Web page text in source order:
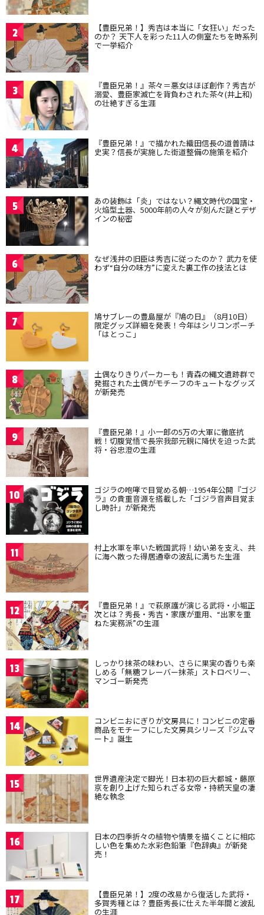
2 【豊臣兄弟！】秀吉は本当に「女狂い」だった
のか？ 天下人を彩った11人の側室たちを時系列
で一挙紹介
3 『豊臣兄弟！』茶々＝悪女はほぼ創作？秀吉が
溺愛、豊臣家滅亡を背負わされた茶々(井上和)
の壮絶すぎる生涯
4 『豊臣兄弟！』で描かれた織田信長の道普請は
史実？信長が実施した街道整備の施策を紹介
5 あの装飾は「炎」ではない？縄文時代の国宝・
火焔型土器、5000年前の人々が刻んだ謎とデザ
インの秘密
6 なぜ浅井の旧臣は秀吉に従ったのか？ 武力を使
わず“自分の味方”に変えた裏工作の技法とは
7 鳩サブレーの豊島屋が『鳩の日』（8月10日）
限定グッズ詳細を発表！今年はシリコンポーチ
「はとっこ」
8 土偶なりきりパーカーも！青森の縄文遺跡群で
発掘された土偶がモチーフのキュートなグッズ
が新発売
9 『豊臣兄弟！』小一郎の5万の大軍に徹底抗
戦！切腹覚悟で長宗我部元親に降伏を迫った武
将・谷忠澄の生涯
10 ゴジラの咆哮で目覚める朝…1954年公開『ゴジ
ラ』の貴重音源を搭載した「ゴジラ音声目覚ま
し時計」が新発売
11 村上水軍を率いた戦国武将！幼い弟を支え、共
に海へ散った得居通幸の波乱に満ちた生涯
12 『豊臣兄弟！』で萩原護が演じる武将・小堀正
次とは？秀長・秀吉・家康が重用、“出家を重
ねた実務派”の生涯
13 しっかり抹茶の味わい、さらに果実の香りも楽
しめる「無糖フレーバー抹茶」ストロベリー、
マンゴー新発売
14 コンビニおにぎりが文房具に！コンビニの定番
商品をモチーフにした文房具シリーズ『ジムマ
ート』誕生
15 世界遺産決定で脚光！日本初の巨大都城・藤原
京を創り上げた知られざる女帝・持統天皇の凄
絶な執念
16 日本の四季折々の植物や情景を描くことに相応
しい色を集めた水彩色鉛筆『色辞典』が新発
売！
17 【豊臣兄弟！】2度の改易から復活した武将・
多賀秀種とは？豊臣秀長に仕えた半年間と波乱
の生涯